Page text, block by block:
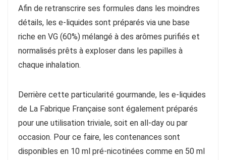
Afin de retranscrire ses formules dans les moindres
détails, les e-liquides sont préparés via une base
riche en VG (60%) mélangé à des arômes purifiés et
normalisés prêts à exploser dans les papilles à
chaque inhalation.
Derrière cette particularité gourmande, les e-liquides
de La Fabrique Française sont également préparés
pour une utilisation triviale, soit en all-day ou par
occasion. Pour ce faire, les contenances sont
disponibles en 10 ml pré-nicotinées comme en 50 ml